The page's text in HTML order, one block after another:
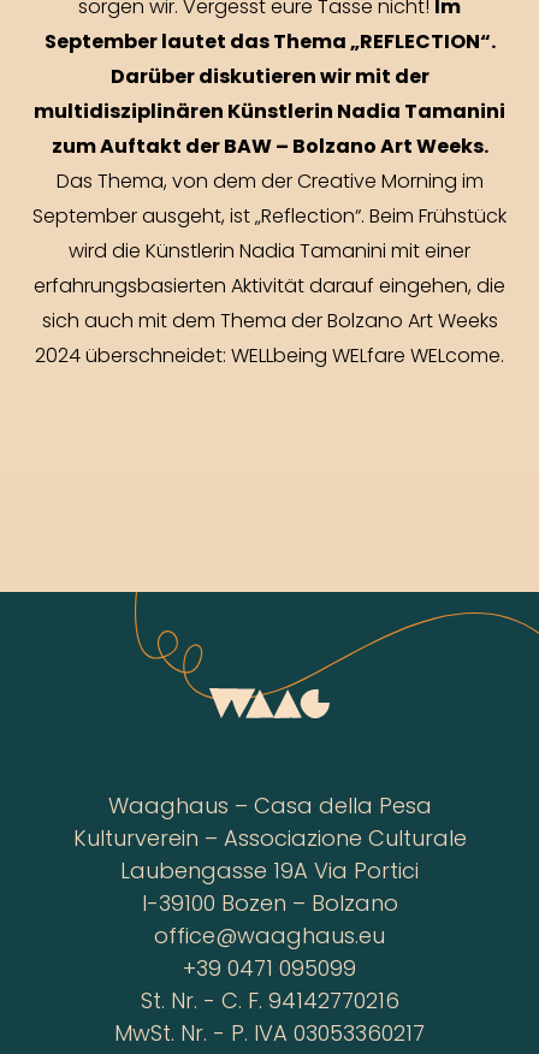
sorgen wir. Vergesst eure Tasse nicht! Im
September lautet das Thema „REFLECTION“.
Darüber diskutieren wir mit der
multidisziplinären Künstlerin Nadia Tamanini
zum Auftakt der BAW – Bolzano Art Weeks.
Das Thema, von dem der Creative Morning im
September ausgeht, ist „Reflection“. Beim Frühstück
wird die Künstlerin Nadia Tamanini mit einer
erfahrungsbasierten Aktivität darauf eingehen, die
sich auch mit dem Thema der Bolzano Art Weeks
2024 überschneidet: WELLbeing WELfare WELcome.
Waaghaus – Casa della Pesa
Kulturverein – Associazione Culturale
Laubengasse 19A Via Portici
I-39100 Bozen – Bolzano
office@waaghaus.eu
+39 0471 095099
St. Nr. - C. F. 94142770216
MwSt. Nr. - P. IVA 03053360217